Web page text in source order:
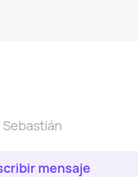
Sebastián
mensaje